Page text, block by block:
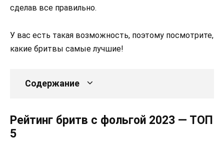
сделав все правильно.
У вас есть такая возможность, поэтому посмотрите,
какие бритвы самые лучшие!
Содержание
Рейтинг бритв с фольгой 2023 — ТОП
5